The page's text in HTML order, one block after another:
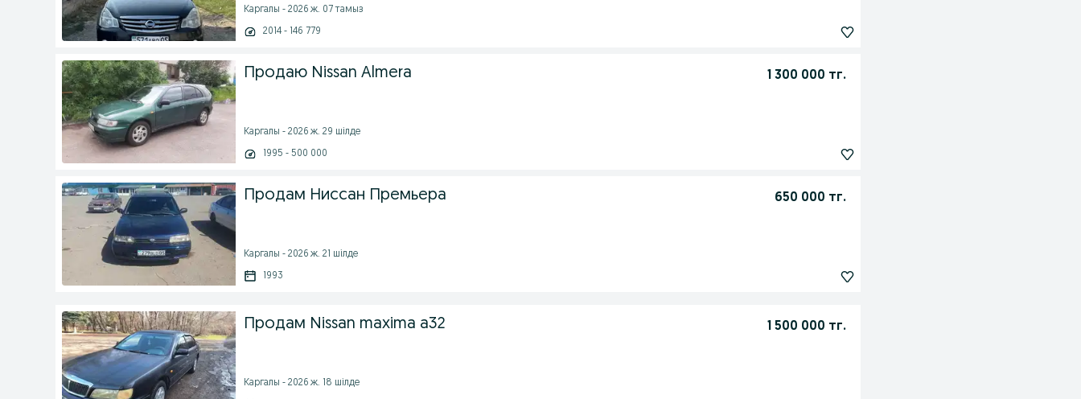
Каргалы - 2026 ж. 07 тамыз
2014 - 146 779
Продаю Nissan Almera 1 300 000 тг.
Каргалы - 2026 ж. 29 шілде
1995 - 500 000
Продам Ниссан Премьера 650 000 тг.
Каргалы - 2026 ж. 21 шілде
1993
Продам Nissan maxima a32 1 500 000 тг.
Каргалы - 2026 ж. 18 шілде